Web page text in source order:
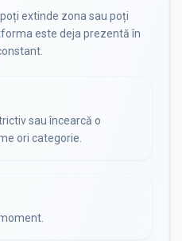
filtrele
extinde zona sau poți
este deja prezentă în
sau încearcă o
ori categorie.